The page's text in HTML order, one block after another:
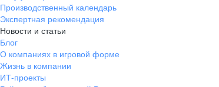
Производственный календарь
Экспертная рекомендация
Новости и статьи
Блог
О компаниях в игровой форме
Жизнь в компании
ИТ-проекты